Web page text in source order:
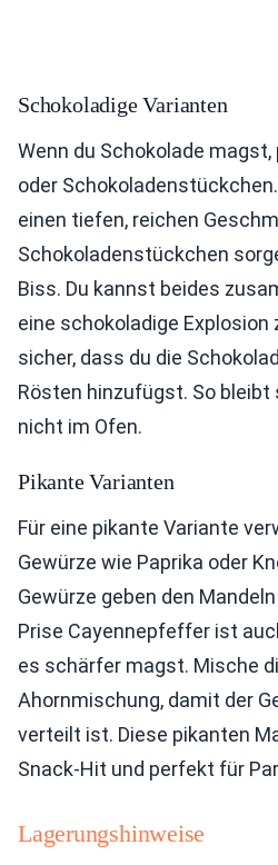
Schokoladige Varianten
Wenn du Schokolade
oder
einen tiefen, reichen
Schokoladenstückchen
Biss. Du kannst beides
eine schokoladige Explosion
sicher, dass du die
Rösten hinzufügst. So
nicht im Ofen.
Pikante Varianten
Für eine pikante Variante
Gewürze wie Paprika oder
Gewürze geben den
Prise Cayennepfeffer ist
es schärfer magst. Mische
Ahornmischung, damit der
verteilt ist. Diese pikanten
Snack-Hit und perfekt für
Lagerungshinweise